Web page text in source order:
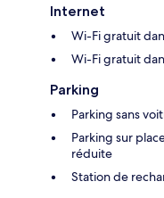
Internet
Wi-Fi gratuit
Wi-Fi gratuit
Parking
Parking sans
Parking sur
réduite
Station de